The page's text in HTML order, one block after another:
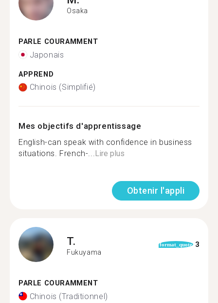
Osaka
PARLE COURAMMENT
Japonais
APPREND
Chinois (Simplifié)
Mes objectifs d'apprentissage
English-can speak with confidence in business
situations. French-...Lire plus
Obtenir l'appli
T.
Fukuyama
format_quote 3
PARLE COURAMMENT
Chinois (Traditionnel)